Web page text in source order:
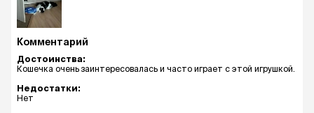
Комментарий
Достоинства:
Кошечка очень заинтересовалась и часто играет с этой игрушкой.
Недостатки:
Нет